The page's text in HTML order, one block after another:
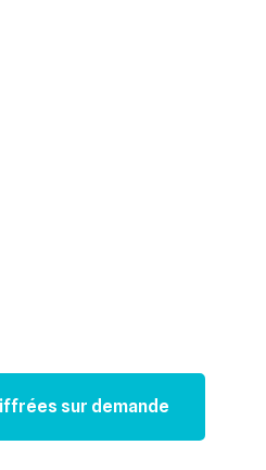
sur demande